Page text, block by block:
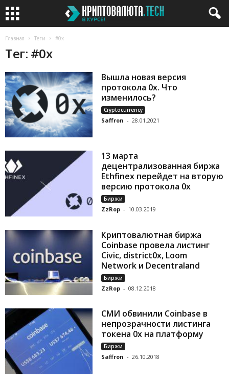
Главная Теги #0x
Тег: #0x
Вышла новая версия
протокола 0x. Что
изменилось?
Cryptocurrency
Saffron - 28.01.2021
13 марта
децентрализованная биржа
Ethfinex перейдет на вторую
версию протокола 0x
Биржи
ZzRop - 10.03.2019
Криптовалютная биржа
Сoinbase провела листинг
Civic, district0x, Loom
Network и Decentraland
Биржи
ZzRop - 08.12.2018
СМИ обвинили Coinbase в
непрозрачности листинга
токена 0x на платформу
Биржи
Saffron - 26.10.2018